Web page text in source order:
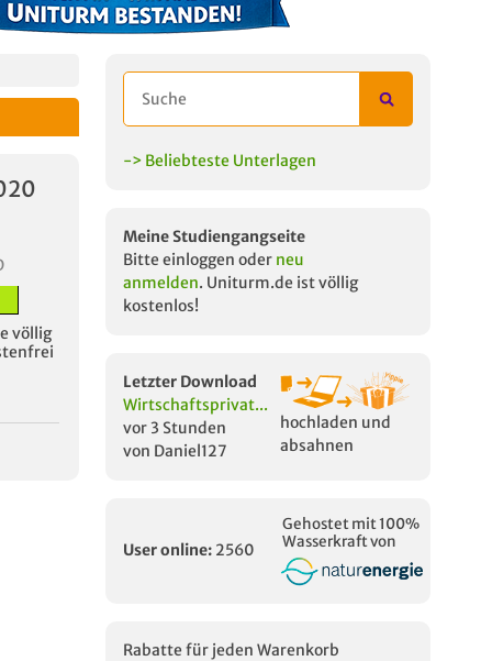
völlig
-> Beliebteste Unterlagen
Meine Studiengangseite
Bitte einloggen oder neu
anmelden. Uniturm.de ist völlig
kostenlos!
Letzter Download
Wirtschaftsprivat...
vor 3 Stunden
von Daniel127
hochladen und
absahnen
User online: 2560
Gehostet mit 100%
Wasserkraft von
Rabatte für jeden Warenkorb